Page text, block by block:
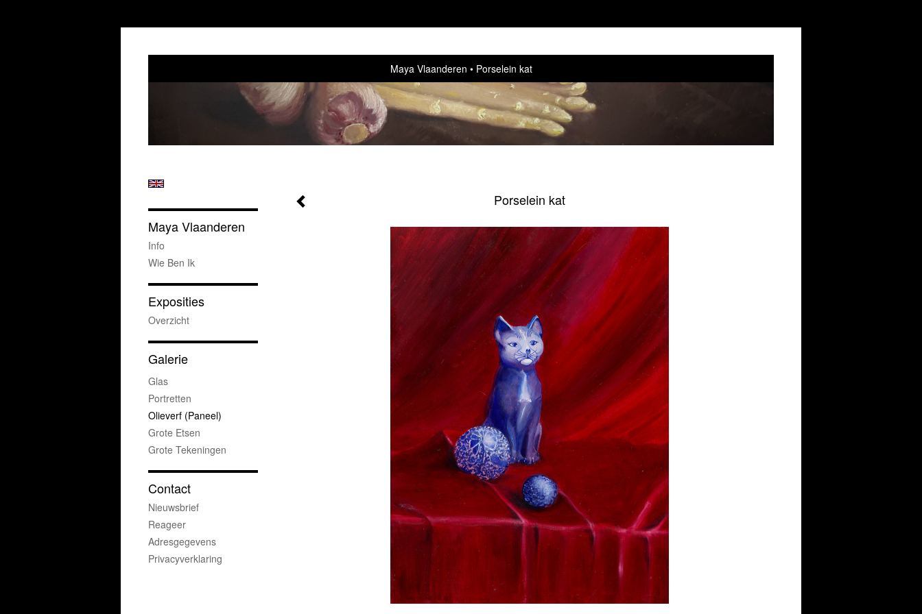
Maya Vlaanderen Porselein kat
Porselein kat
Maya Vlaanderen
Info
Wie Ben Ik
Exposities
Overzicht
Galerie
Glas
Portretten
Olieverf (paneel)
Grote Etsen
Grote Tekeningen
Contact
Nieuwsbrief
Reageer
Adresgegevens
Privacyverklaring